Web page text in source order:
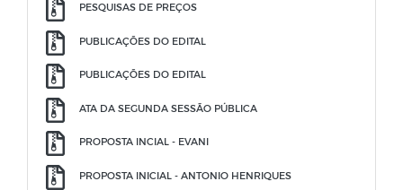
PESQUISAS DE PREÇOS
PUBLICAÇÕES DO EDITAL
PUBLICAÇÕES DO EDITAL
ATA DA SEGUNDA SESSÃO PÚBLICA
PROPOSTA INCIAL - EVANI
PROPOSTA INICIAL - ANTONIO HENRIQUES